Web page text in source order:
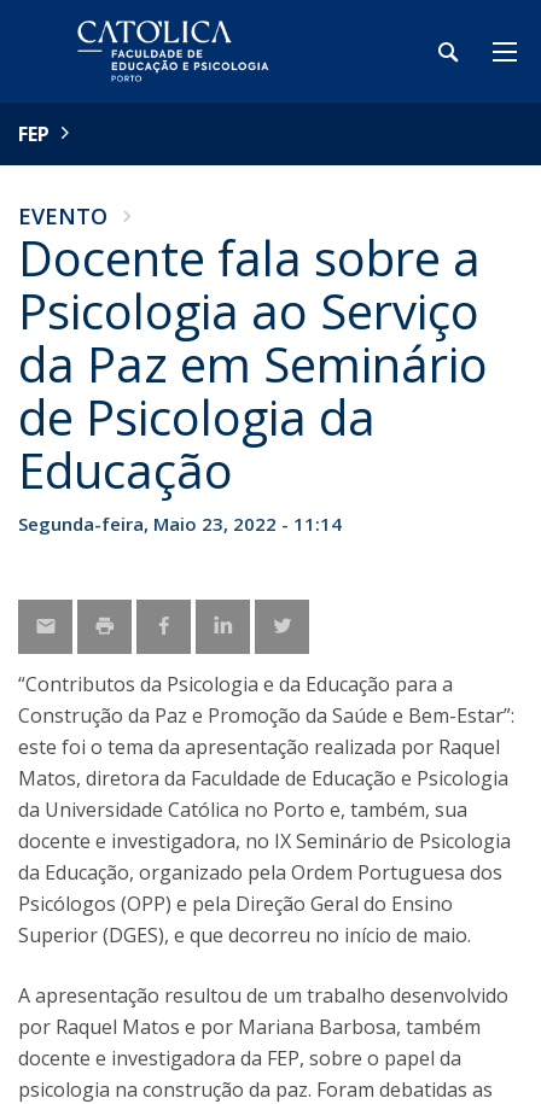
FEP
EVENTO
Docente fala sobre a
Psicologia ao Serviço
da Paz em Seminário
de Psicologia da
Educação
Segunda-feira, Maio 23, 2022 - 11:14
“Contributos da Psicologia e da Educação para a
Construção da Paz e Promoção da Saúde e Bem-Estar”:
este foi o tema da apresentação realizada por Raquel
Matos, diretora da Faculdade de Educação e Psicologia
da Universidade Católica no Porto e, também, sua
docente e investigadora, no IX Seminário de Psicologia
da Educação, organizado pela Ordem Portuguesa dos
Psicólogos (OPP) e pela Direção Geral do Ensino
Superior (DGES), e que decorreu no início de maio.
A apresentação resultou de um trabalho desenvolvido
por Raquel Matos e por Mariana Barbosa, também
docente e investigadora da FEP, sobre o papel da
psicologia na construção da paz. Foram debatidas as